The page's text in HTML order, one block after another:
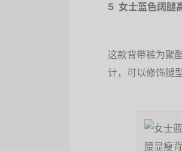
5 女士蓝色阔腿
这款背带裤为聚
计，可以修饰腿